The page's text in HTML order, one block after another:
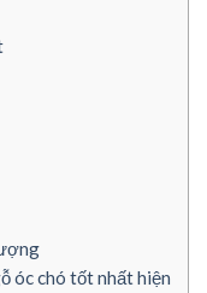
óc chó tốt nhất hiện